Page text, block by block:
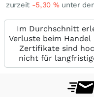
zurzeit -5,30 %unter
Im Durchschnitt
Verluste beim
Zertifikate sind
nicht für